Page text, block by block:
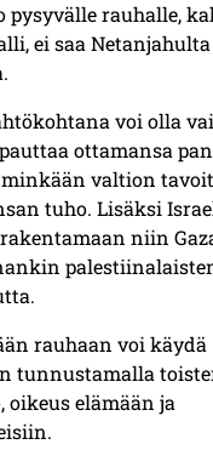
pysyvälle rauhalle,
ei saa
voi olla
ottamansa
minkään valtion
tuho. Lisäksi
niin
rauhaan voi käydä
tunnustamalla
oikeus elämään ja